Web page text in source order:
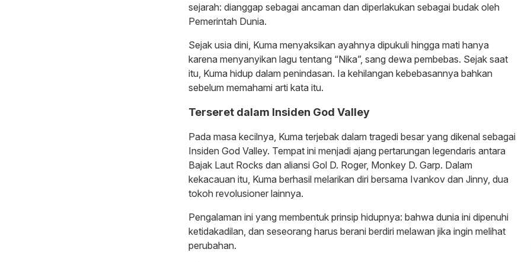
sejarah: dianggap sebagai ancaman dan diperlakukan sebagai budak oleh
Pemerintah Dunia.
Sejak usia dini, Kuma menyaksikan ayahnya dipukuli hingga mati hanya
karena menyanyikan lagu tentang “Nika”, sang dewa pembebas. Sejak saat
itu, Kuma hidup dalam penindasan. Ia kehilangan kebebasannya bahkan
sebelum memahami arti kata itu.
Terseret dalam Insiden God Valley
Pada masa kecilnya, Kuma terjebak dalam tragedi besar yang dikenal sebagai
Insiden God Valley. Tempat ini menjadi ajang pertarungan legendaris antara
Bajak Laut Rocks dan aliansi Gol D. Roger, Monkey D. Garp. Dalam
kekacauan itu, Kuma berhasil melarikan diri bersama Ivankov dan Jinny, dua
tokoh revolusioner lainnya.
Pengalaman ini yang membentuk prinsip hidupnya: bahwa dunia ini dipenuhi
ketidakadilan, dan seseorang harus berani berdiri melawan jika ingin melihat
perubahan.